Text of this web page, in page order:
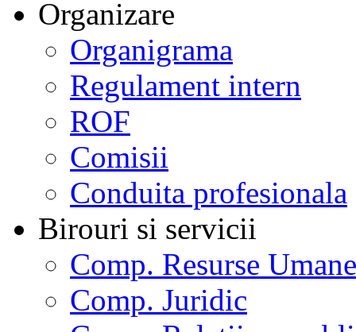
Organizare
Organigrama
Regulament intern
ROF
Comisii
Conduita profesionala
Birouri si servicii
Comp. Resurse Umane
Comp. Juridic